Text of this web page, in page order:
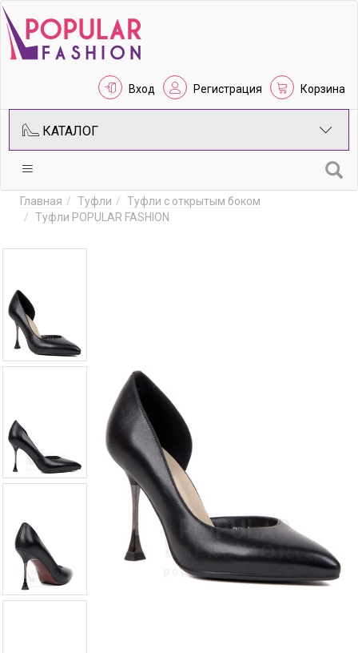
Вход Регистрация Корзина
КАТАЛОГ
Главная Туфли
Туфли с открытым боком
Туфли POPULAR FASHION